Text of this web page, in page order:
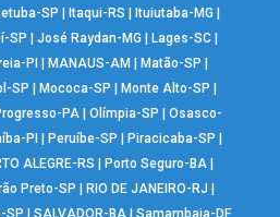
SP | Itaqui-RS | Ituiutaba-MG |
SP | José Raydan-MG | Lages-SC|
PI | MANAUS-AM | Matão-SP |
SP |Mococa-SP |Monte Alto-SP |
PA |Olímpia-SP |Osasco-
PI |Peruíbe-SP |Piracicaba-SP |
ALEGRE-RS |Porto Seguro-BA |
Preto-SP |RIO DE JANEIRO-RJ |
SP | SALVADOR-BA| Samambaia-DF